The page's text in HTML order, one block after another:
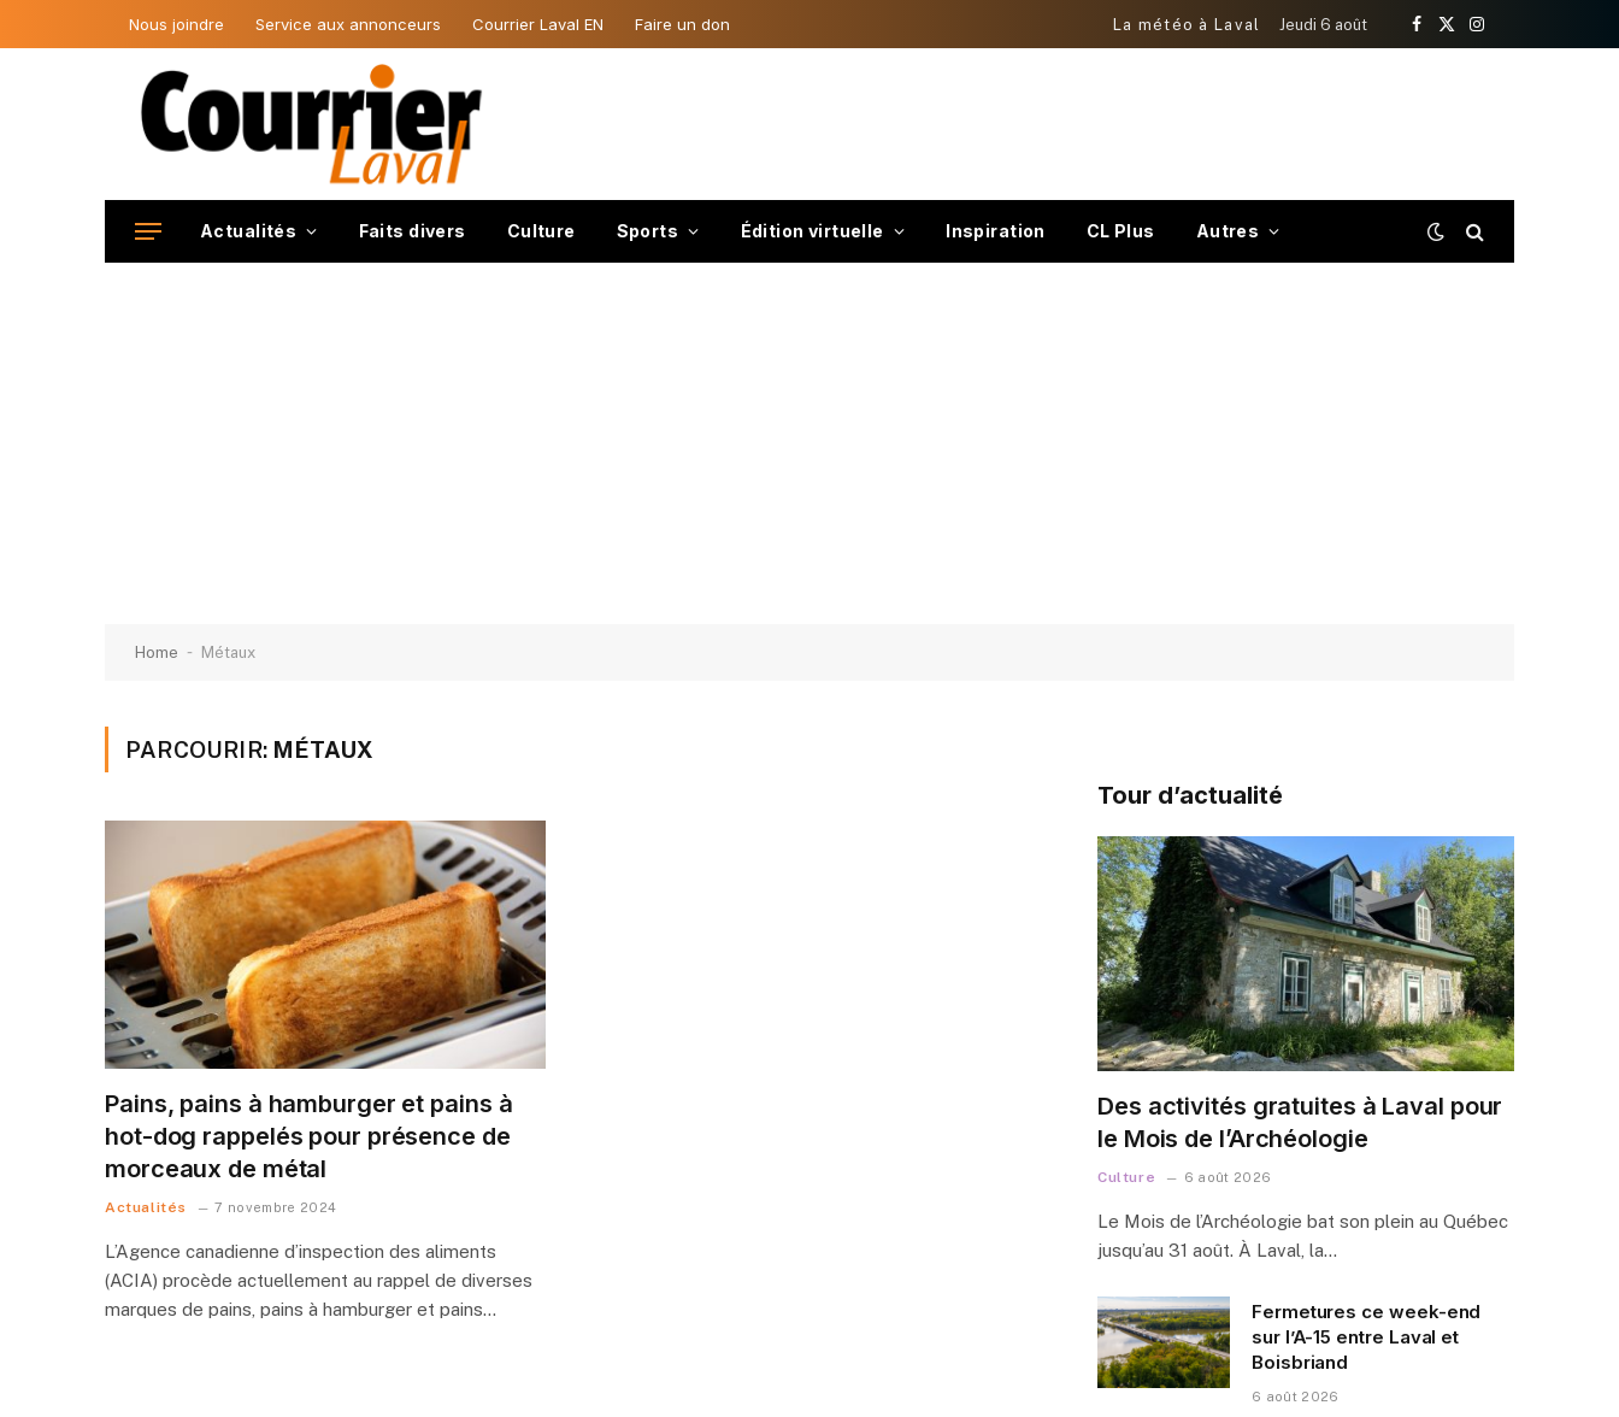
Nous joindre Service aux annonceurs Courrier Laval EN Faire un don La météo à Laval Jeudi 6 août
Facebook
X
Instagram
Actualités Faits divers Culture Sports Édition virtuelle Inspiration CL Plus Autres
Home - Métaux
PARCOURIR: MÉTAUX
Pains, pains à hamburger et pains à
hot-dog rappelés pour présence de
morceaux de métal
Actualités 7 novembre 2024
L’Agence canadienne d’inspection des aliments
(ACIA) procède actuellement au rappel de diverses
marques de pains, pains à hamburger et pains…
Tour d’actualité
Des activités gratuites à Laval pour
le Mois de l’Archéologie
Culture 6 août 2026
Le Mois de l’Archéologie bat son plein au Québec
jusqu’au 31 août. À Laval, la…
Fermetures ce week-end
sur l’A-15 entre Laval et
Boisbriand
6 août 2026